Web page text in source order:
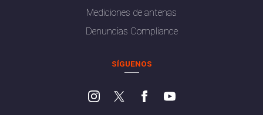
Mediciones de antenas
Denuncias Compliance
SÍGUENOS